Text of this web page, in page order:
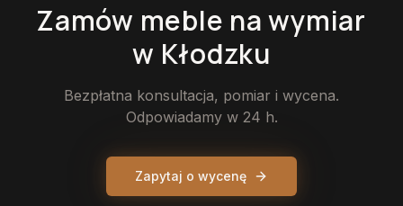
Zamów meble na wymiar
w Kłodzku
Bezpłatna konsultacja, pomiar i wycena.
Odpowiadamy w 24 h.
Zapytaj o wycenę